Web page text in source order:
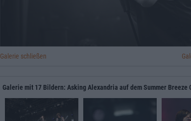
Galerie schließen
Galerie mit 17 Bildern: Asking Alexandria auf dem Summer Breeze